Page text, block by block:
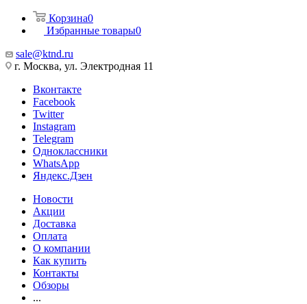
Корзина0
Избранные товары0
sale@ktnd.ru
г. Москва, ул. Электродная 11
Вконтакте
Facebook
Twitter
Instagram
Telegram
Одноклассники
WhatsApp
Яндекс.Дзен
Новости
Акции
Доставка
Оплата
О компании
Как купить
Контакты
Обзоры
...